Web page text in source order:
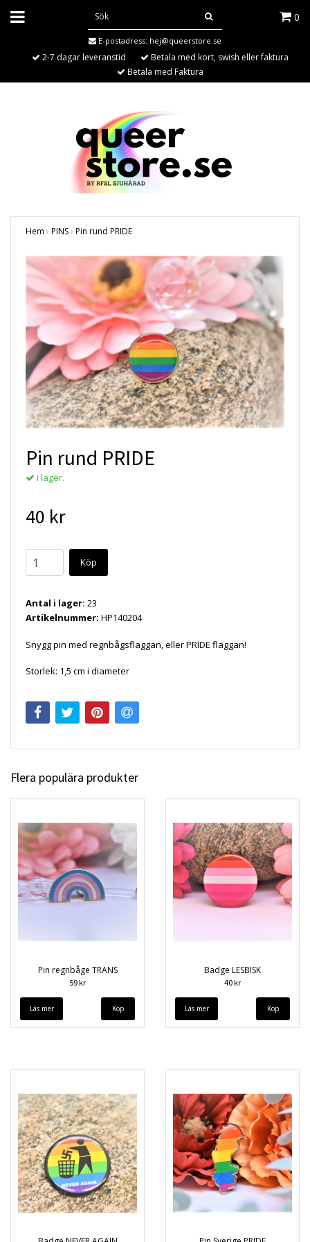
0
E-postadress: hej@queerstore.se
2-7 dagar leveranstid
Betala med kort, swish eller faktura
Betala med Faktura
Hem › PINS› Pin rund PRIDE
Pin rund PRIDE
I lager.
40 kr
Köp
Antal i lager: 23
Artikelnummer: HP140204
Snygg pin med regnbågsflaggan, eller PRIDE flaggan!
Storlek: 1,5 cm i diameter
Flera populära produkter
Pin regnbåge TRANS
59 kr
Läs mer
Badge LESBISK
40 kr
Läs mer